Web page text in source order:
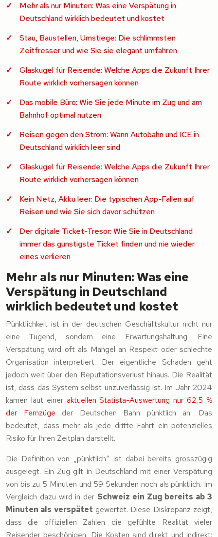
Mehr als nur Minuten: Was eine Verspätung in
Deutschland wirklich bedeutet und kostet
Stau, Baustellen, Umstiege: Die schlimmsten
Zeitfresser und wie Sie sie elegant umfahren
Glaskugel für Reisende: Welche Apps die Zukunft Ihrer
Route wirklich vorhersagen können
Das mobile Büro: Wie Sie jede Minute im Zug und am
Bahnhof optimal nutzen
Reisen gegen den Strom: Wann Autobahn und ICE in
Deutschland wirklich leer sind
Glaskugel für Reisende: Welche Apps die Zukunft Ihrer
Route wirklich vorhersagen können
Kein Netz, Akku leer: Die typischen App-Fallen auf
Reisen und wie Sie sich davor schützen
Der digitale Ticket-Tresor: Wie Sie in Deutschland
immer das günstigste Ticket finden und nie wieder
eines verlieren
Mehr als nur Minuten: Was eine
Verspätung in Deutschland
wirklich bedeutet und kostet
Pünktlichkeit ist in der deutschen Geschäftskultur nicht nur
eine Tugend, sondern eine Erwartungshaltung. Eine
Verspätung wird oft als Mangel an Respekt oder schlechte
Organisation interpretiert. Der eigentliche Schaden geht
jedoch weit über den Reputationsverlust hinaus. Die Realität
ist, dass das System selbst unzuverlässig ist. Im Jahr 2024
kamen laut einer aktuellen Statista-Auswertung nur 62,5 %
der Fernzüge der Deutschen Bahn pünktlich an. Das
bedeutet, dass mehr als jede dritte Fahrt ein potenzielles
Risiko für Ihren Zeitplan darstellt.
Die Definition von „pünktlich“ ist dabei bereits grosszügig
ausgelegt. Ein Zug gilt in Deutschland mit einer Verspätung
von bis zu 5 Minuten und 59 Sekunden noch als pünktlich. Im
Vergleich dazu wird in der Schweiz ein Zug bereits ab 3
Minuten als verspätet gewertet. Diese Diskrepanz zeigt,
dass die offiziellen Zahlen die gefühlte Realität vieler
Reisender beschönigen. Die Kosten sind direkt und indirekt: